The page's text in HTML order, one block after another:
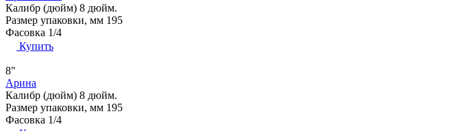
Калибр (дюйм) 8 дюйм.
Размер упаковки, мм 195
Фасовка 1/4
Купить
8"
Арина
Калибр (дюйм) 8 дюйм.
Размер упаковки, мм 195
Фасовка 1/4